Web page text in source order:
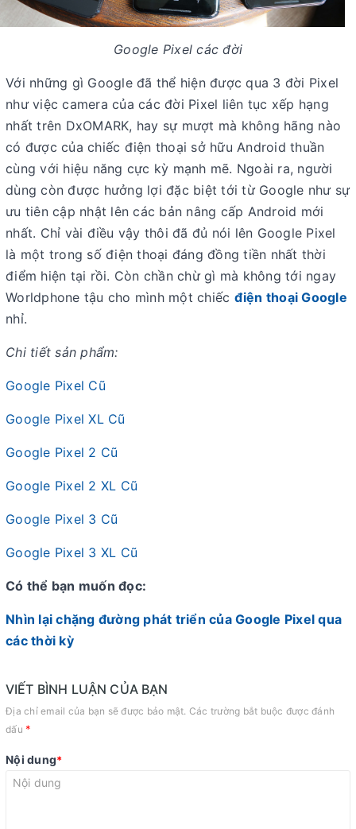
Google Pixel các đời
Với những gì Google đã thể hiện được qua 3 đời Pixel
như việc camera của các đời Pixel liên tục xếp hạng
nhất trên DxOMARK, hay sự mượt mà không hãng nào
có được của chiếc điện thoại sở hữu Android thuần
cùng với hiệu năng cực kỳ mạnh mẽ. Ngoài ra, người
dùng còn được hưởng lợi đặc biệt tới từ Google như sự
ưu tiên cập nhật lên các bản nâng cấp Android mới
nhất. Chỉ vài điều vậy thôi đã đủ nói lên Google Pixel
là một trong số điện thoại đáng đồng tiền nhất thời
điểm hiện tại rồi. Còn chần chừ gì mà không tới ngay
Worldphone tậu cho mình một chiếc điện thoại Google
nhỉ.
Chi tiết sản phẩm:
Google Pixel Cũ
Google Pixel XL Cũ
Google Pixel 2 Cũ
Google Pixel 2 XL Cũ
Google Pixel 3 Cũ
Google Pixel 3 XL Cũ
Có thể bạn muốn đọc:
Nhìn lại chặng đường phát triển của Google Pixel qua
các thời kỳ
VIẾT BÌNH LUẬN CỦA BẠN
Địa chỉ email của bạn sẽ được bảo mật. Các trường bắt buộc được đánh
dấu *
Nội dung*